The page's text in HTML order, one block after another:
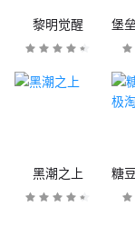
黎明觉醒
黑潮之上